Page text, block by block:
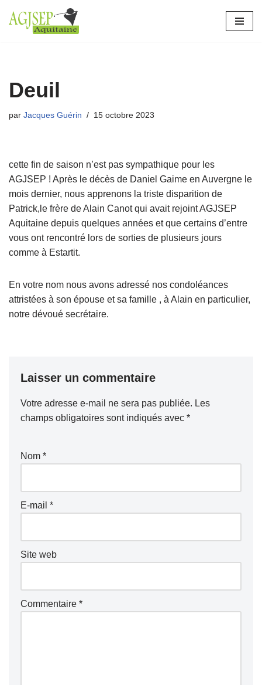
Aller
Deuil
par Jacques Guérin 15 octobre 2023
cette fin de saison n’est pas sympathique pour les
AGJSEP ! Après le décès de Daniel Gaime en Auvergne le
mois dernier, nous apprenons la triste disparition de
Patrick,le frère de Alain Canot qui avait rejoint AGJSEP
Aquitaine depuis quelques années et que certains d’entre
vous ont rencontré lors de sorties de plusieurs jours
comme à Estartit.
En votre nom nous avons adressé nos condoléances
attristées à son épouse et sa famille , à Alain en particulier,
notre dévoué secrétaire.
Laisser un commentaire
Votre adresse e-mail ne sera pas publiée. Les
champs obligatoires sont indiqués avec *
Nom *
E-mail *
Site web
Commentaire *